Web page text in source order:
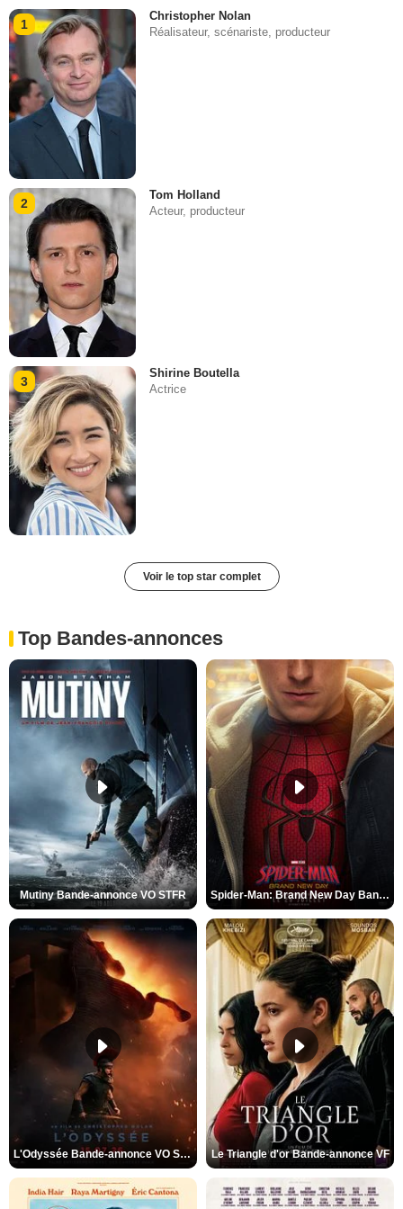
1
Christopher Nolan
Réalisateur, scénariste, producteur
2
Tom Holland
Acteur, producteur
3
Shirine Boutella
Actrice
Voir le top star complet
Top Bandes-annonces
Mutiny Bande-annonce VO STFR Spider-Man: Brand New Day Bande-annonce VO STFR
L'Odyssée Bande-annonce VO STFR Le Triangle d'or Bande-annonce VF